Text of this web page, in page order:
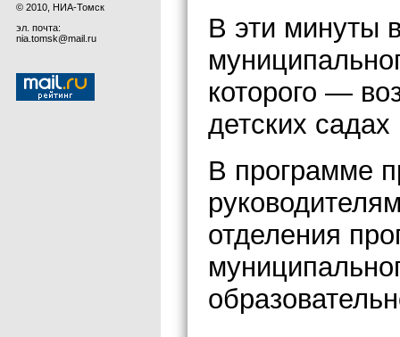
© 2010, НИА-Томск
эл. почта:
nia.tomsk@mail.ru
В эти минуты
которого —
детских
В программе
отделения